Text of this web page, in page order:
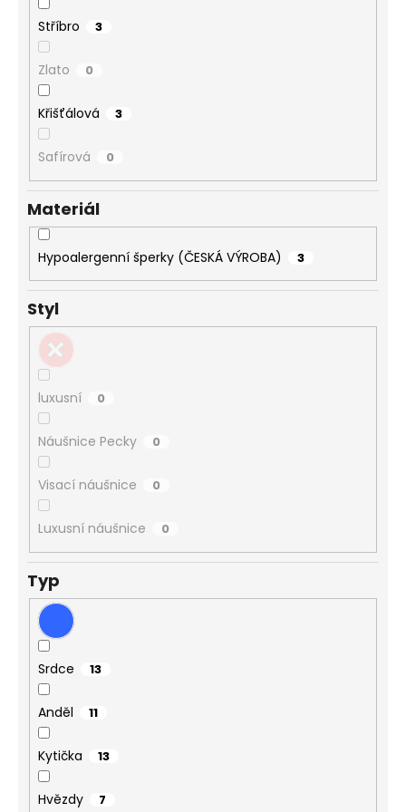
Stříbro 3
Zlato 0
Křišťálová 3
Safírová 0
Materiál
Hypoalergenní šperky (ČESKÁ VÝROBA) 3
Styl
luxusní 0
Náušnice Pecky 0
Visací náušnice 0
Luxusní náušnice 0
Typ
Srdce 13
Anděl 11
Kytička 13
Hvězdy 7